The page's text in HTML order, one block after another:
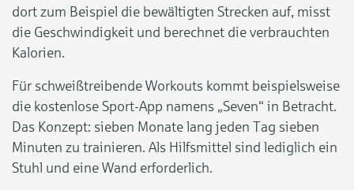
dort zum Beispiel die bewältigten Strecken auf, misst
die Geschwindigkeit und berechnet die verbrauchten
Kalorien.
Für schweißtreibende Workouts kommt beispielsweise
die kostenlose Sport-App namens „Seven“ in Betracht.
Das Konzept: sieben Monate lang jeden Tag sieben
Minuten zu trainieren. Als Hilfsmittel sind lediglich ein
Stuhl und eine Wand erforderlich.